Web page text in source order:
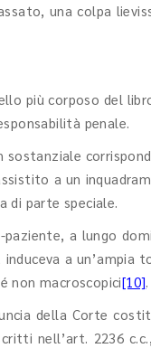
una colpa
più corposo del
penale.
sostanziale
a un
parte speciale.
a lungo
a un’ampia
non macroscopici[10]
della Corte
nell’art. 2236